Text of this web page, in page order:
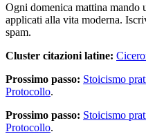
Ogni domenica mattina mando
applicati alla vita moderna.
spam.
Cluster citazioni latine:
Prossimo passo: Stoicismo
Protocollo.
Prossimo passo: Stoicismo
Protocollo.